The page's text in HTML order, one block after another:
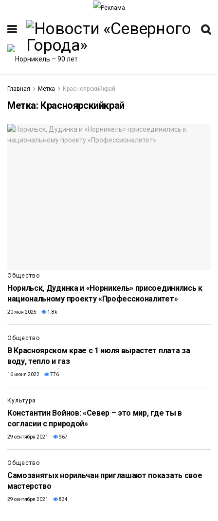
Главная Метка Красноярскийкрай
Метка: Красноярскийкрай
Общество
Норильск, Дудинка и «Норникель» присоединились к
национальному проекту «Профессионалитет»
20 мая 2025 1.8k
Общество
В Красноярском крае с 1 июля вырастет плата за
воду, тепло и газ
16 июня 2022 776
Культура
Константин Войнов: «Север – это мир, где ты в
согласии с природой»
29 сентября 2021 967
Общество
Самозанятых норильчан приглашают показать свое
мастерство
29 сентября 2021 834